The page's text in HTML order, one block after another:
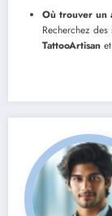
Où trouver un
Recherchez
TattooArtisan et